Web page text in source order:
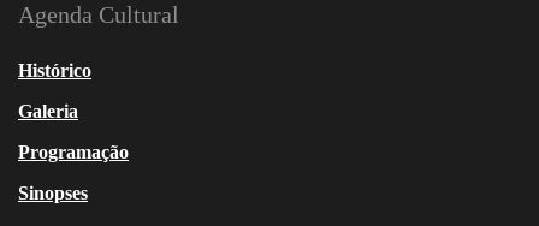
Agenda Cultural
Histórico
Galeria
Programação
Sinopses